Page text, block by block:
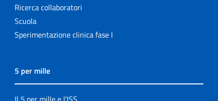
Ricerca collaboratori
Scuola
Sperimentazione clinica fase I
5 per mille